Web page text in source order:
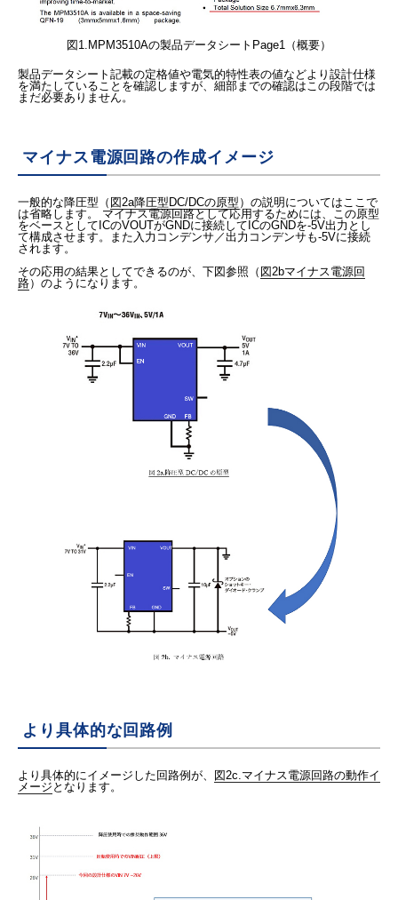
図1.MPM3510Aの製品データシートPage1（概要）
製品データシート記載の定格値や電気的特性表の値などより設計仕様
を満たしていることを確認しますが、細部までの確認はこの段階では
まだ必要ありません。
マイナス電源回路の作成イメージ
一般的な降圧型（ 図2a降圧型DC/DCの原型 ）の説明についてはここで
は省略します。 マイナス電源回路として応用するためには、この原型
をベースとしてICのVOUTがGNDに接続してICのGNDを-5V出力とし
て構成させます。また入力コンデンサ／出力コンデンサも-5Vに接続
されます。
その応用の結果としてできるのが、下図参照（ 図2bマイナス電源回
路）のようになります。
より具体的な回路例
より具体的にイメージした回路例が、
図2c.マイナス電源回路の動作イ
メージ となります。